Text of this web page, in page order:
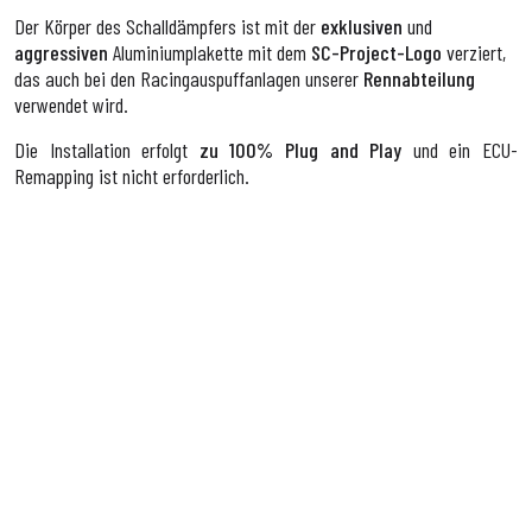
Der Körper des Schalldämpfers ist mit der exklusiven und
aggressiven Aluminiumplakette mit dem SC-Project-Logo verziert,
das auch bei den Racingauspuffanlagen unserer Rennabteilung
verwendet wird.
Die Installation erfolgt zu 100% Plug and Play und ein ECU-
Remapping ist nicht erforderlich.